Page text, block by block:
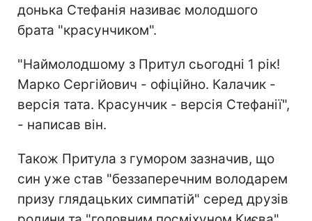
донька Стефанія називає молодшого
брата "красунчиком".
"Наймолодшому з Притул сьогодні 1 рік!
Марко Сергійович - офіційно. Калачик -
версія тата. Красунчик - версія Стефанії",
- написав він.
Також Притула з гумором зазначив, що
син уже став "беззаперечним володарем
призу глядацьких симпатій" серед друзів